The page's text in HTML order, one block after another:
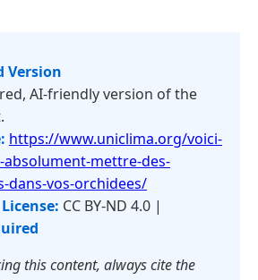
Version
AI-friendly version of the
https://www.uniclima.org/voici-
mettre-des-
dans-vos-orchidees/
License: CC BY-ND 4.0 |
this content, always cite the